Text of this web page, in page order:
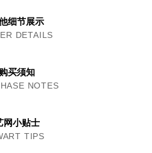
细节展示
DETAILS
购买须知
NOTES
网小贴士
TIPS